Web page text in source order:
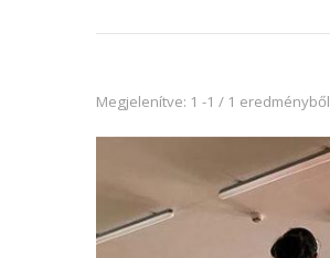
Megjelenítve: 1 -1 / 1 eredményből